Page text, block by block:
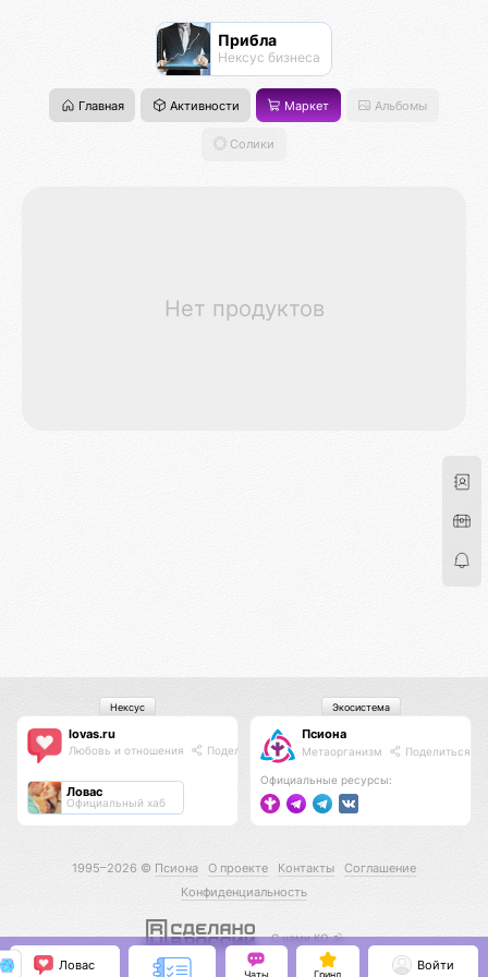
Прибла
Нексус бизнеса
Главная Активности Маркет Альбомы
Солики
Нет продуктов
lovas.ru
Любовь и отношения Поделиться
Ловас
Официальный хаб
Нексус
Псиона
Метаорганизм Поделиться
Официальные ресурсы:
Экосистема
1995–2026 © Псиона О проекте Контакты
Соглашение
Конфиденциальность
С нами КО 🕉️
Ловас
Чаты Гринд
Войти